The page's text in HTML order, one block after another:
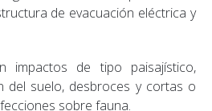
de evacuación eléctrica y
impactos de tipo paisajístico,
del suelo, desbroces y cortas o
sobre fauna.